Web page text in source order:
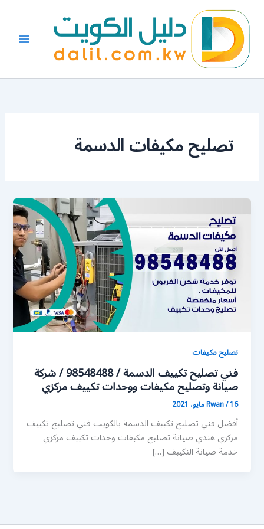
المحتوى
تصليح مكيفات الدسمة
تصليح مكيفات
فني تصليح تكييف الدسمة / 98548488 / شركة
صيانة وتصليح مكيفات ووحدات تكييف مركزي
Rwan/16 مايو، 2021
أفضل فني تصليح تكييف الدسمة بالكويت فني تصليح تكييف
مركزي هندي صيانة تصليح مكيفات وحدات تكييف مركزي
خدمة صيانة التكييف […]